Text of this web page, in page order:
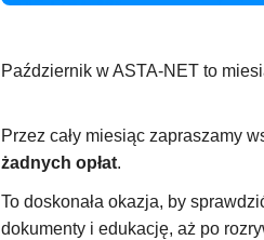
Październik w ASTA-NET to
Przez cały miesiąc zapraszamy
żadnych opłat.
To doskonała okazja, by
dokumenty i edukację, aż po